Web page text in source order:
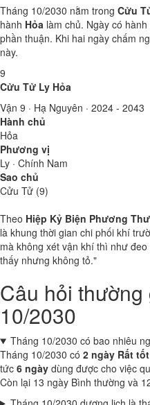
Tháng 10/2030 nằm trong Cửu
hành Hỏa làm chủ. Ngày có
phần thuận. Khi hai ngày chấm
này.
9
Cửu Tử Ly Hỏa
Vận 9 · Hạ Nguyên · 2024 - 2043
Hành chủ
Hỏa
Phương vị
Ly · Chính Nam
Sao chủ
Cửu Tử (9)
Theo Hiệp Kỷ Biện Phương Thư
là khung thời gian chi phối khí
mà không xét vận khí thì như
thấy nhưng không tỏ."
Câu hỏi
10/2030
Tháng 10/2030 có bao nhiêu
Tháng 10/2030 có 2 ngày Rất tốt
tức 6 ngày dùng được cho việc
Còn lại 13 ngày Bình thường và